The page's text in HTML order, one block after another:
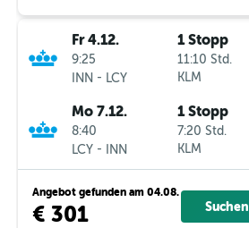
Fr 4.12.
9:25
INN - LCY
1 Stopp
11:10 Std.
KLM
Mo 7.12.
8:40
LCY - INN
1 Stopp
7:20 Std.
KLM
Angebot gefunden am 04.08.
€ 301 Suchen